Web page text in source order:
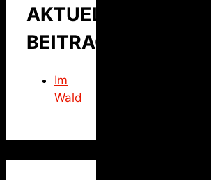
AKTUELLER
BEITRAG
Im
Wald